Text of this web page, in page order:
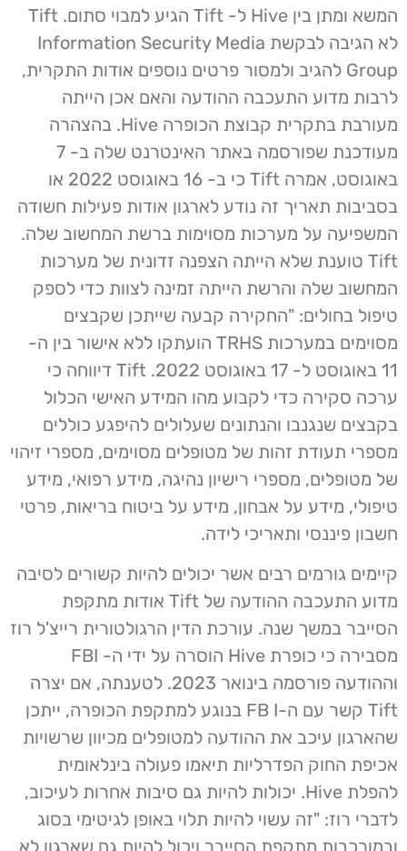
המשא ומתן בין Hive ל- Tift הגיע למבוי סתום. Tift
לא הגיבה לבקשת Information Security Media
Group להגיב ולמסור פרטים נוספים אודות התקרית,
לרבות מדוע התעכבה ההודעה והאם אכן הייתה
מעורבת בתקרית קבוצת הכופרה Hive. בהצהרה
מעודכנת שפורסמה באתר האינטרנט שלה ב- 7
באוגוסט, אמרה Tift כי ב- 16 באוגוסט 2022 או
בסביבות תאריך זה נודע לארגון אודות פעילות חשודה
המשפיעה על מערכות מסוימות ברשת המחשוב שלה.
Tift טוענת שלא הייתה הצפנה זדונית של מערכות
המחשוב שלה והרשת הייתה זמינה לצוות כדי לספק
טיפול בחולים: "החקירה קבעה שייתכן שקבצים
מסוימים במערכות TRHS הועתקו ללא אישור בין ה-
11 באוגוסט ל- 17 באוגוסט 2022. Tift דיווחה כי
ערכה סקירה כדי לקבוע מהו המידע האישי הכלול
בקבצים שנגנבו והנתונים שעלולים להיפגע כוללים
מספרי תעודת זהות של מטופלים מסוימים, מספרי זיהוי
של מטופלים, מספרי רישיון נהיגה, מידע רפואי, מידע
טיפולי, מידע על אבחון, מידע על ביטוח בריאות, פרטי
חשבון פיננסי ותאריכי לידה.
קיימים גורמים רבים אשר יכולים להיות קשורים לסיבה
מדוע התעכבה ההודעה של Tift אודות מתקפת
הסייבר במשך שנה. עורכת הדין הרגולטורית רייצ'ל רוז
מסבירה כי כופרת Hive הוסרה על ידי ה- FBI
וההודעה פורסמה בינואר 2023. לטענתה, אם יצרה
Tift קשר עם ה-FB I בנוגע למתקפת הכופרה, ייתכן
שהארגון עיכב את ההודעה למטופלים מכיוון שרשויות
אכיפת החוק הפדרליות תיאמו פעולה בינלאומית
להפלת Hive. יכולות להיות גם סיבות אחרות לעיכוב,
לדברי רוז: "זה עשוי להיות תלוי באופן לגיטימי בסוג
ובמורכבות מתקפת הסייבר ויכול להיות גם שארגון לא